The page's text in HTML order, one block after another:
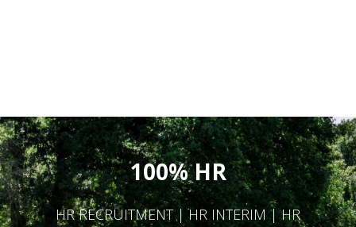
100% HR
HR RECRUITMENT | HR INTERIM | HR